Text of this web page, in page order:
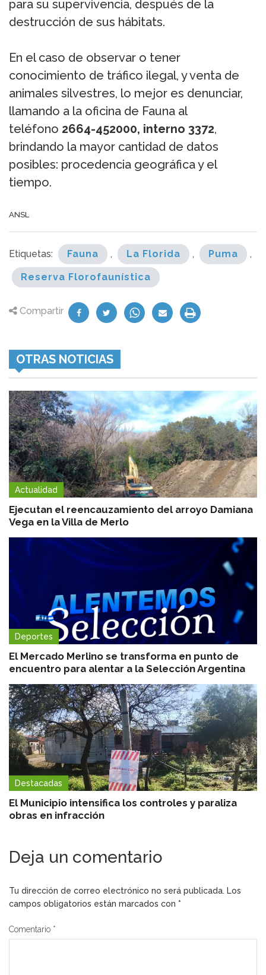
para su supervivencia, después de la
destrucción de sus hábitats.
En el caso de observar o tener
conocimiento de tráfico ilegal, y venta de
animales silvestres, lo mejor es denunciar,
llamando a la oficina de Fauna al
teléfono 2664-452000, interno 3372,
brindando la mayor cantidad de datos
posibles: procedencia geográfica y el
tiempo.
ANSL
Etiquetas: Fauna , La Florida , Puma ,
Reserva Florofaunística
Compartir
OTRAS NOTICIAS
Actualidad
Ejecutan el reencauzamiento del arroyo Damiana
Vega en la Villa de Merlo
Deportes
El Mercado Merlino se transforma en punto de
encuentro para alentar a la Selección Argentina
Destacadas
El Municipio intensifica los controles y paraliza
obras en infracción
Deja un comentario
Tu dirección de correo electrónico no será publicada. Los
campos obligatorios están marcados con *
Comentario *